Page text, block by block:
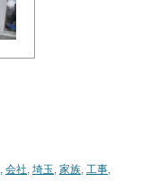
, 会社, 埼玉, 家族, 工事,